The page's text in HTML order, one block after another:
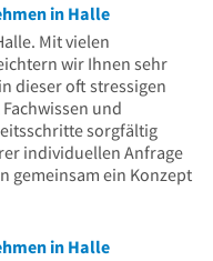
in Halle
Mit vielen
wir Ihnen sehr
dieser oft stressigen
und
sorgfältig
individuellen Anfrage
gemeinsam ein Konzept
in Halle